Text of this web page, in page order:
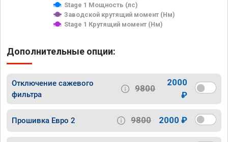
Stage 1 Мощность (лс)
Заводской крутящий момент (Нм)
Stage 1 Крутящий момент (Нм)
Дополнительные опции:
Отключение сажевого
фильтра
9800
2000
₽
Прошивка Евро 2 9800 2000 ₽